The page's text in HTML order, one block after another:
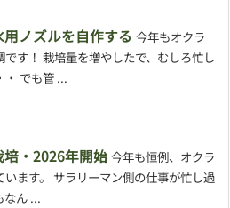
ノズルを自作する 今年もオクラ
です！ 栽培量を増やしたで、むしろ忙し
・ でも管 ...
培・2026年開始今年も恒例、オクラ
います。 サラリーマン側の仕事が忙し過
なん ...